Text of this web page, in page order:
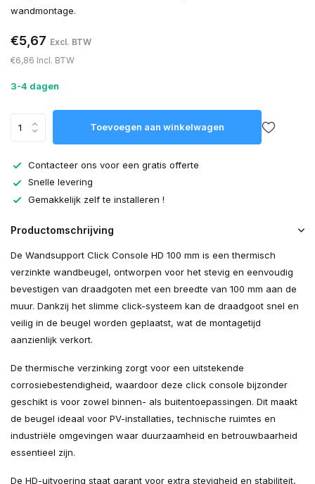
wandmontage.
€5,67 Excl. BTW
€6,86 Incl. BTW
3-4 dagen
Toevoegen aan winkelwagen
Contacteer ons voor een gratis offerte
Snelle levering
Gemakkelijk zelf te installeren !
Productomschrijving
De Wandsupport Click Console HD 100 mm is een thermisch
verzinkte wandbeugel, ontworpen voor het stevig en eenvoudig
bevestigen van draadgoten met een breedte van 100 mm aan de
muur. Dankzij het slimme click-systeem kan de draadgoot snel en
veilig in de beugel worden geplaatst, wat de montagetijd
aanzienlijk verkort.
De thermische verzinking zorgt voor een uitstekende
corrosiebestendigheid, waardoor deze click console bijzonder
geschikt is voor zowel binnen- als buitentoepassingen. Dit maakt
de beugel ideaal voor PV-installaties, technische ruimtes en
industriële omgevingen waar duurzaamheid en betrouwbaarheid
essentieel zijn.
De HD-uitvoering staat garant voor extra stevigheid en stabiliteit,